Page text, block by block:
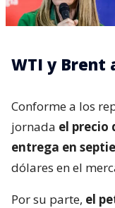
WTI y Brent
Conforme a los
jornada el precio
entrega en
dólares en el
Por su parte, el